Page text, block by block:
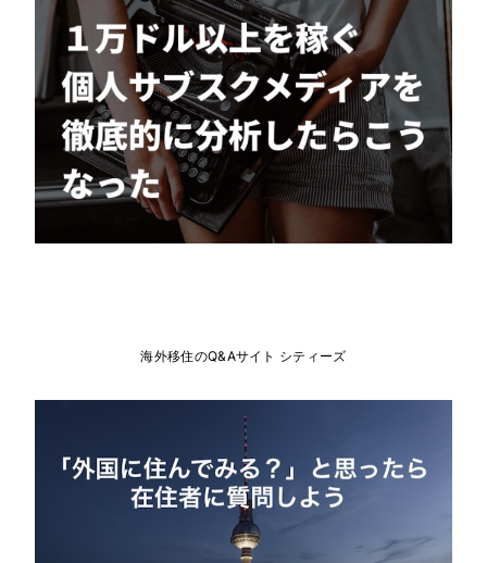
海外移住のQ&Aサイト シティーズ